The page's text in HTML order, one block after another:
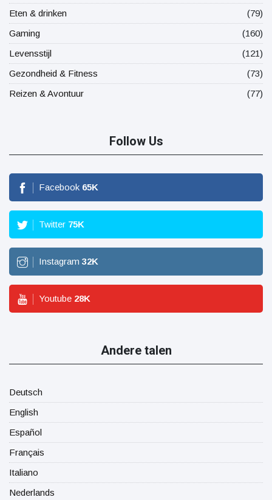
Eten & drinken
(79)
Gaming
(160)
Levensstijl
(121)
Gezondheid & Fitness
(73)
Reizen & Avontuur
(77)
Follow Us
Facebook 65K
Twitter 75K
Instagram 32K
Youtube 28K
Andere talen
Deutsch
English
Español
Français
Italiano
Nederlands